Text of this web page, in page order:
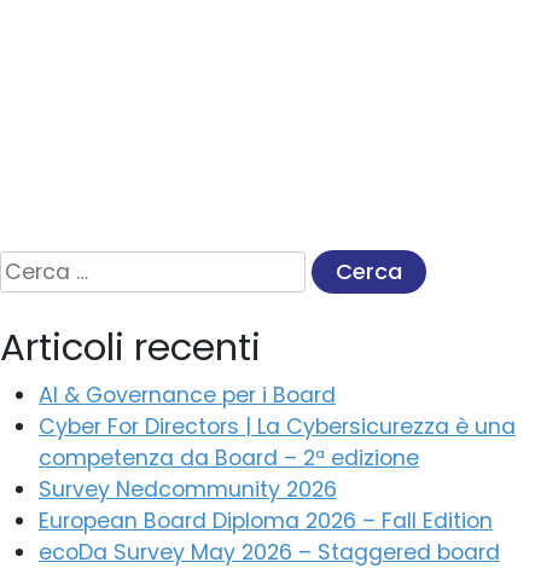
Ricerca
per:
Articoli recenti
AI & Governance per i Board
Cyber For Directors | La Cybersicurezza è una
competenza da Board – 2ª edizione
Survey Nedcommunity 2026
European Board Diploma 2026 – Fall Edition
ecoDa Survey May 2026 – Staggered board